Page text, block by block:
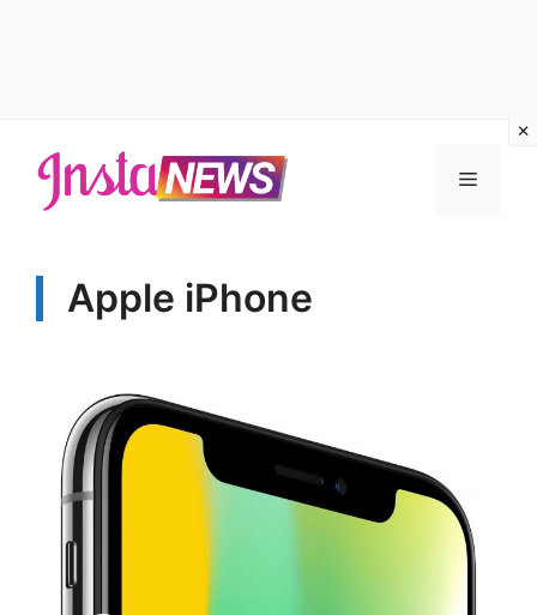
contenuto
Menu
Apple iPhone